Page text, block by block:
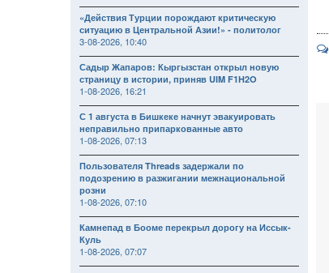
«Действия Турции порождают критическую
ситуацию в Центральной Азии!» - политолог
3-08-2026, 10:40
Садыр Жапаров: Кыргызстан открыл новую
страницу в истории, приняв UIM F1H2O
1-08-2026, 16:21
С 1 августа в Бишкеке начнут эвакуировать
неправильно припаркованные авто
1-08-2026, 07:13
Пользователя Threads задержали по
подозрению в разжигании межнациональной
розни
1-08-2026, 07:10
Камнепад в Бооме перекрыл дорогу на Иссык-
Куль
1-08-2026, 07:07